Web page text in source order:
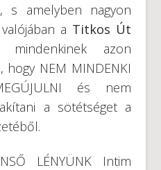
s amelyben nagyon
a Titkos Út
azon
hogy NEM MINDENKI
és nem
a sötétséget a
LÉNYÜNK Intim